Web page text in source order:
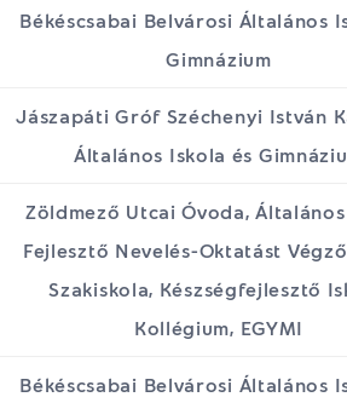
Békéscsabai Belvárosi Általános
Gimnázium
Jászapáti Gróf Széchenyi István
Általános Iskola és
Zöldmező Utcai Óvoda,
Fejlesztő Nevelés-Oktatást
Szakiskola, Készségfejlesztő
Kollégium, EGYMI
Békéscsabai Belvárosi Általános